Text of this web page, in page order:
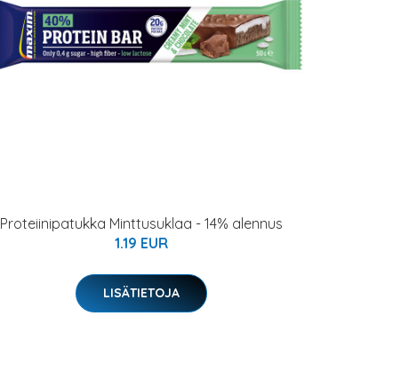
Proteiinipatukka Minttusuklaa - 14% alennus
1.19 EUR
LISÄTIETOJA